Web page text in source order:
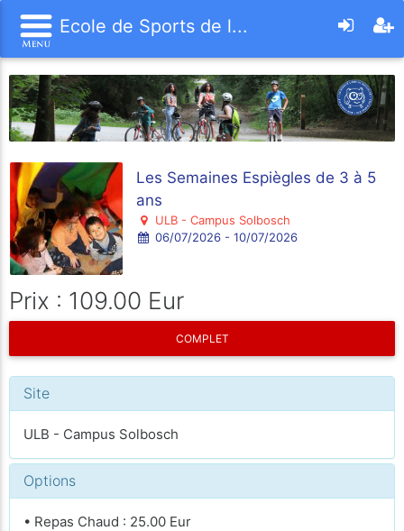
Ecole de Sports de l...
Les Semaines Espiègles de 3 à 5
ans
ULB - Campus Solbosch
06/07/2026 - 10/07/2026
Prix : 109.00 Eur
COMPLET
Site
ULB - Campus Solbosch
Options
• Repas Chaud : 25.00 Eur